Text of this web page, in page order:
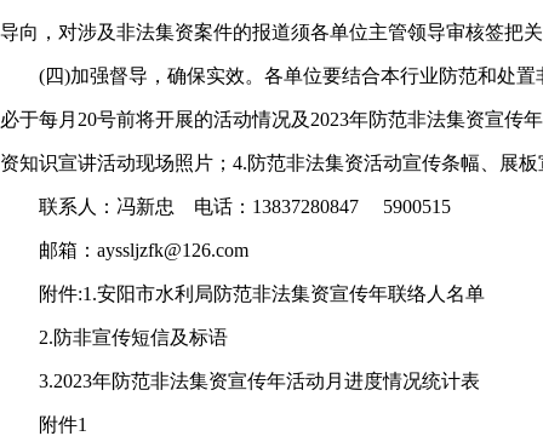
导向，对涉及非法集资案件的报道须各单位主管领导审核签把
(四)加强督导，确保实效。各单位要结合本行业防范和处置
必于每月20号前将开展的活动情况及2023年防范非法集资宣
资知识宣讲活动现场照片；4.防范非法集资活动宣传条幅、展
联系人：冯新忠 电话：13837280847 5900515
邮箱： ayssljzfk@126.com
附件:1.安阳市水利局防范非法集资宣传年联络人名单
2.防非宣传短信及标语
3.2023年防范非法集资宣传年活动月进度情况统计表
附件1